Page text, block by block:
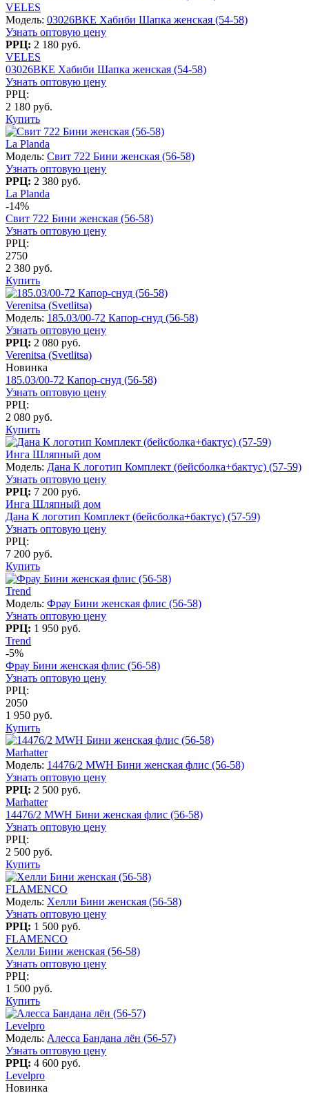
VELES
Модель: 03026ВКЕ Хабиби Шапка женская (54-58)
Узнать оптовую цену
РРЦ: 2 180 руб.
VELES
03026ВКЕ Хабиби Шапка женская (54-58)
Узнать оптовую цену
РРЦ:
2 180 руб.
Купить
La Planda
Модель: Свит 722 Бини женская (56-58)
Узнать оптовую цену
РРЦ: 2 380 руб.
La Planda
-14%
Свит 722 Бини женская (56-58)
Узнать оптовую цену
РРЦ:
2750
2 380 руб.
Купить
Verenitsa (Svetlitsa)
Модель: 185.03/00-72 Капор-снуд (56-58)
Узнать оптовую цену
РРЦ: 2 080 руб.
Verenitsa (Svetlitsa)
Новинка
185.03/00-72 Капор-снуд (56-58)
Узнать оптовую цену
РРЦ:
2 080 руб.
Купить
Инга Шляпный дом
Модель: Дана К логотип Комплект (бейсболка+бактус) (57-59)
Узнать оптовую цену
РРЦ: 7 200 руб.
Инга Шляпный дом
Дана К логотип Комплект (бейсболка+бактус) (57-59)
Узнать оптовую цену
РРЦ:
7 200 руб.
Купить
Trend
Модель: Фрау Бини женская флис (56-58)
Узнать оптовую цену
РРЦ: 1 950 руб.
Trend
-5%
Фрау Бини женская флис (56-58)
Узнать оптовую цену
РРЦ:
2050
1 950 руб.
Купить
Marhatter
Модель: 14476/2 MWH Бини женская флис (56-58)
Узнать оптовую цену
РРЦ: 2 500 руб.
Marhatter
14476/2 MWH Бини женская флис (56-58)
Узнать оптовую цену
РРЦ:
2 500 руб.
Купить
FLAMENCO
Модель: Хелли Бини женская (56-58)
Узнать оптовую цену
РРЦ: 1 500 руб.
FLAMENCO
Хелли Бини женская (56-58)
Узнать оптовую цену
РРЦ:
1 500 руб.
Купить
Levelpro
Модель: Алесса Бандана лён (56-57)
Узнать оптовую цену
РРЦ: 4 600 руб.
Levelpro
Новинка